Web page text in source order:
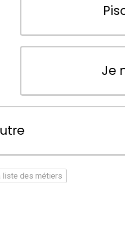
Je
liste des métiers